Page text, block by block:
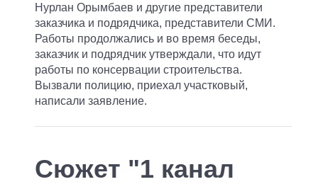
Нурлан Орымбаев и другие представители
заказчика и подрядчика, представители СМИ.
Работы продолжались и во время беседы,
заказчик и подрядчик утверждали, что идут
работы по консервации строительства.
Вызвали полицию, приехал участковый,
написали заявление.
Сюжет "1 канал